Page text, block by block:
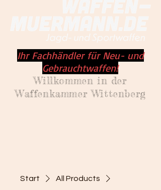
Ihr Fachhändler für Neu- und
Gebrauchtwaffen!
Willkommen in der
Waffenkammer Wittenberg
Start
All Products